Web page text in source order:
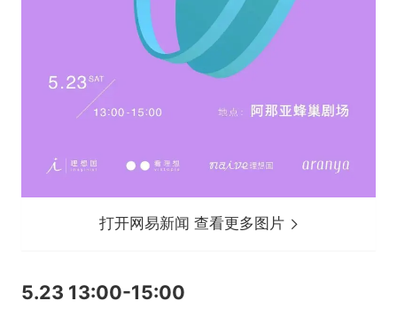
打开网易新闻 查看更多图片
5.23 13:00-15:00